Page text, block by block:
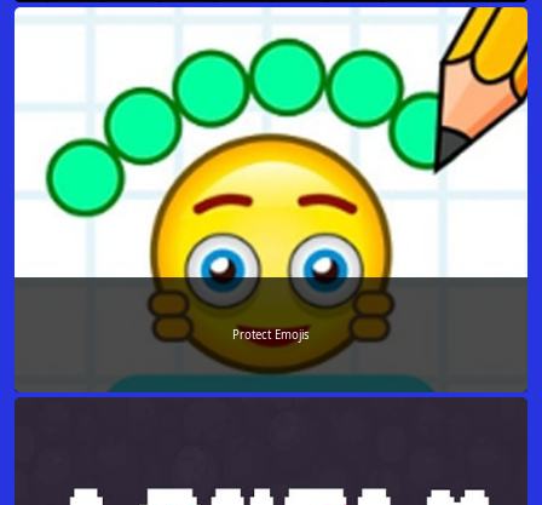
Protect Emojis